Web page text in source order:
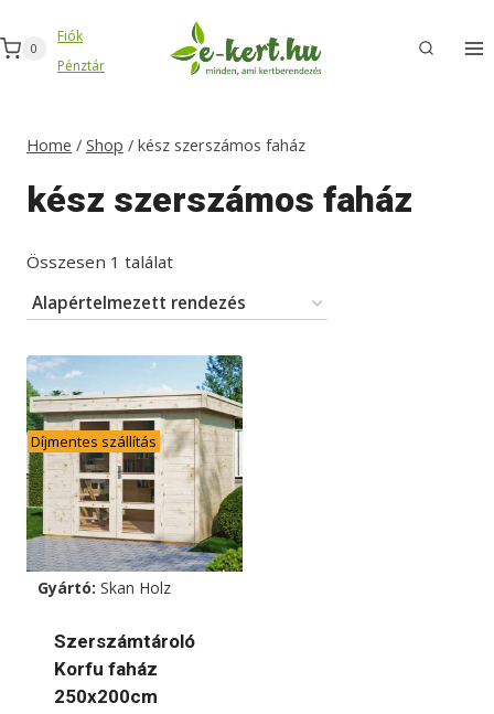
to
content
0
Fiók
Pénztár
Home / Shop / kész szerszámos faház
kész szerszámos faház
Összesen 1 találat
Díjmentes szállítás
Gyártó: Skan Holz
Szerszámtároló
Korfu faház
250x200cm